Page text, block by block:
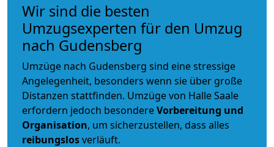
Wir sind die besten
Umzugsexperten für den Umzug
nach Gudensberg
Umzüge nach Gudensberg sind eine stressige
Angelegenheit, besonders wenn sie über große
Distanzen stattfinden. Umzüge von Halle Saale
erfordern jedoch besondereVorbereitung und
Organisation, um sicherzustellen, dass alles
reibungslosverläuft.